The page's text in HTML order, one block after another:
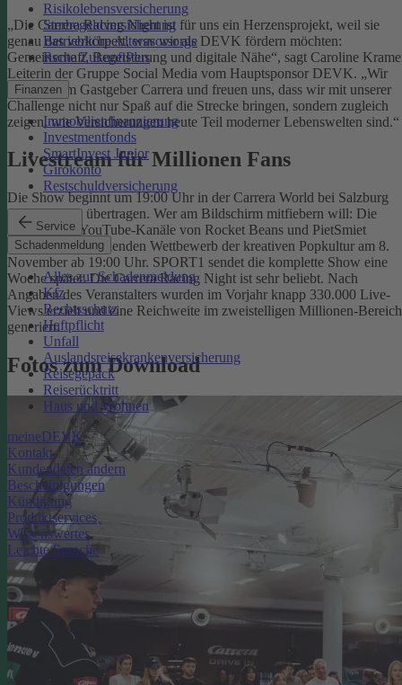
Risikolebensversicherung
Sterbegeldversicherung
Betriebliche Altersvorsorge
Rente ZukunftPlus
Finanzen
Immobilienfinanzierung
Investmentfonds
SmartInvest Junior
Girokonto
Restschuldversicherung
Service
Schadenmeldung
Alles zur Schadenmeldung
Kfz
Rechtsschutz
Haftpflicht
Unfall
Auslandsreisekrankenversicherung
Reisegepäck
Reiserücktritt
Haus und Wohnen
meineDEVK
Kontakt
Kundendaten ändern
Bescheinigungen
Kündigung
Produktservices
Wissenswertes
Leichte Sprache
„Die Carrera Racing Night ist für uns ein Herzensprojekt, weil sie
genau das verkörpert, was wir als DEVK fördern möchten:
Gemeinschaft, Begeisterung und digitale Nähe“, sagt Caroline
Leiterin der Gruppe Social Media vom Hauptsponsor DEVK. „Wir
danken dem Gastgeber Carrera und freuen uns, dass wir mit unserer
Challenge nicht nur Spaß auf die Strecke bringen, sondern zugleich
zeigen, wie Versicherungen heute Teil moderner Lebenswelten sind.“
Livestream für Millionen Fans
Die Show beginnt um 19:00 Uhr in der Carrera World bei Salzburg
und wird live übertragen. Wer am Bildschirm mitfiebern will: Die
Twitch- und YouTube-Kanäle von Rocket Beans und PietSmiet
streamen den packenden Wettbewerb der kreativen Popkultur am 8.
November ab 19:00 Uhr. SPORT1 sendet die komplette Show eine
Woche später. Die Carrera Racing Night ist sehr beliebt. Nach
Angaben des Veranstalters wurden im Vorjahr knapp 330.000 Live-
Views erzielt und eine Reichweite im zweistelligen Millionen-Bereich
generiert.
Fotos zum Download